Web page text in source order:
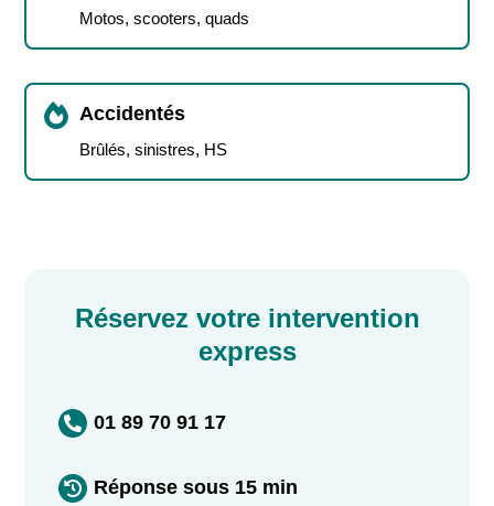
Motos, scooters, quads
 Accidentés
Brûlés, sinistres, HS
Réservez votre intervention
express
 01 89 70 91 17
 Réponse sous 15 min